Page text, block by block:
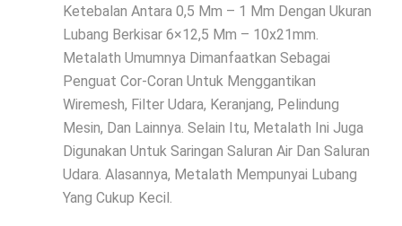
Ketebalan Antara 0,5 Mm – 1 Mm Dengan Ukuran
Lubang Berkisar 6×12,5 Mm – 10x21mm.
Metalath Umumnya Dimanfaatkan Sebagai
Penguat Cor-Coran Untuk Menggantikan
Wiremesh, Filter Udara, Keranjang, Pelindung
Mesin, Dan Lainnya. Selain Itu, Metalath Ini Juga
Digunakan Untuk Saringan Saluran Air Dan Saluran
Udara. Alasannya, Metalath Mempunyai Lubang
Yang Cukup Kecil.